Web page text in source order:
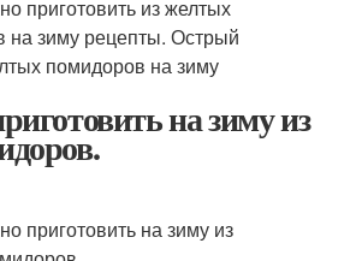
на зиму из